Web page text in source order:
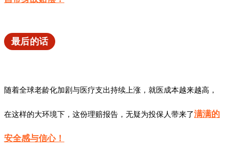
最后的话
随着全球老龄化加剧与医疗支出持续上涨，就医成本越来越高，
在这样的大环境下，这份理赔报告，无疑为投保人带来了满满的
安全感与信心！